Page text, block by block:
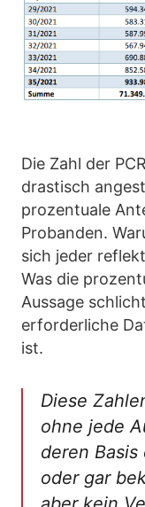
Die Zahl der
drastisch
prozentuale
Probanden.
sich jeder
Was die
Aussage
erforderliche
ist.
Diese
ohne jede
deren
oder gar